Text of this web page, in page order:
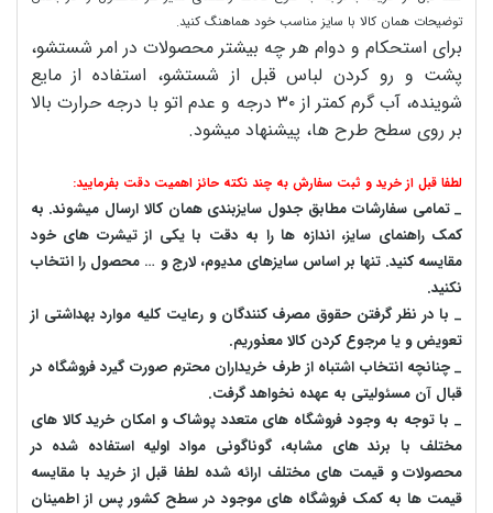
توضیحات همان کالا با سایز مناسب خود هماهنگ کنید.
برای استحکام و دوام هر چه بیشتر محصولات در امر شستشو،
پشت و رو کردن لباس قبل از شستشو، استفاده از مایع
شوینده، آب گرم کمتر از ۳۰ درجه و عدم اتو با درجه حرارت بالا
بر روی سطح طرح ها، پیشنهاد میشود.
لطفا قبل از خرید و ثبت سفارش به چند نکته حائز اهمیت دقت بفرمایید:
_ تمامی سفارشات مطابق جدول سایزبندی همان کالا ارسال میشوند. به
کمک راهنمای سایز، اندازه ها را به دقت با یکی از تیشرت های خود
مقایسه کنید. تنها بر اساس سایزهای مدیوم، لارج و … محصول را انتخاب
نکنید.
_ با در نظر گرفتن حقوق مصرف کنندگان و رعایت کلیه موارد بهداشتی از
تعویض و یا مرجوع کردن کالا معذوریم.
_ چنانچه انتخاب اشتباه از طرف خریداران محترم صورت گیرد فروشگاه در
قبال آن مسئولیتی به عهده نخواهد گرفت.
_ با توجه به‌ وجود فروشگاه های متعدد‌ پوشاک و امکان خرید کالا های
مختلف با برند های مشابه، گوناگونی مواد اولیه استفاده شده در
محصولات و قیمت های مختلف ارائه شده لطفا قبل از خرید با مقایسه
قیمت ها به کمک فروشگاه های موجود در سطح کشور پس از اطمینان